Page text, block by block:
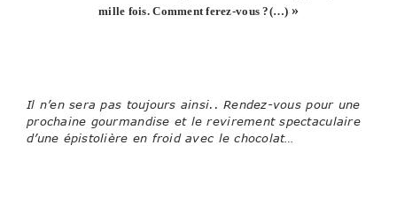
mille fois. Comment ferez-vous ?(…) »
Il n’en sera pas toujours ainsi.. Rendez-vous pour une
prochaine gourmandise et le revirement spectaculaire
d’une épistolière en froid avec le chocolat…